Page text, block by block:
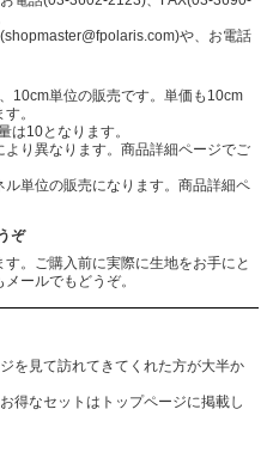
(shopmaster@fpolaris.com)や、お電話
10cm単位の販売です。単価も10cm
。
は10となります。
より異なります。商品詳細ページでご
単位の販売になります。商品詳細ペ
ぞ
。ご購入前に実際に生地をお手にと
ールでもどうぞ。
を見て訪れてきてくれた方が大半か
得なセットはトップページに掲載し